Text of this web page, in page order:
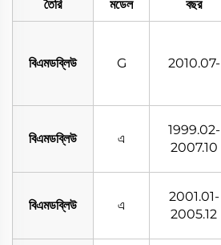
তৈরি
মডেল বছর
বিএমডব্লিউ G 2010.07-
বিএমডব্লিউ এ
1999.02-
2007.10
বিএমডব্লিউ এ
2001.01-
2005.12